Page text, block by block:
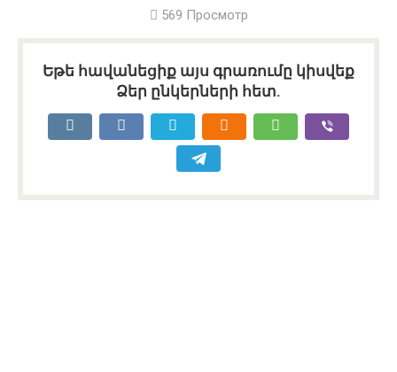
569 Просмотр
Եթե հավանեցիք այս գրառումը կիսվեք
Ձեր ընկերների հետ.